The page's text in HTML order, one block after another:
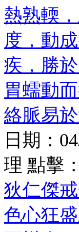
熱熟輭
度，動
疾，勝
胃蠕動
絡脈易
日期：
理 點擊：
狄仁傑
色心狂